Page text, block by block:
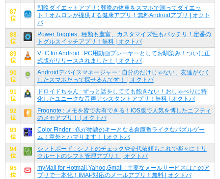
87
位
朝晩ダイエットアプリ : 朝晩の体重をスマホで測ってダイエッ
ト！オムロンが提供する健康アプリ！無料Androidアプリ | オクト
バ
88
位
Power Toggles : 種類も豊富、カスタマイズ性もバッチリ！定番の
トグルスイッチアプリ！無料 | オクトバ
89
位
VLC for Android : PC用動画プレーヤーとしてお馴染み！ついに正
式版がリリースされました！ | オクトバ
90
位
Androidデバイスマネージャー : 自分のだけじゃない、友達がなく
したスマホだって探せるんです！ | オクトバ
91
位
ドロイドちゃん : ずっと話をしてても飽きない！おしゃべりに特
化したユニークな音声アシスタントアプリ！無料 | オクトバ
92
位
Frognote : メモを皆で共有できる！iOS版で人気を博したニフティ
のメモアプリ！ | オクトバ
93
位
Color Finder : 色が物語のキーとなる倉庫番ライクなパズルゲー
ム！意外とハマります！ | オクトバ
94
位
シフトボード : シフトのチェックや交代依頼もこれで楽々に！リ
クルートのシフト管理アプリ！ | オクトバ
95
位
myMail for Hotmail,Yahoo,Gmail : 主要なメールサービスはこのア
プリで一本化！IMAP対応のメールアプリ！無料 | オクトバ